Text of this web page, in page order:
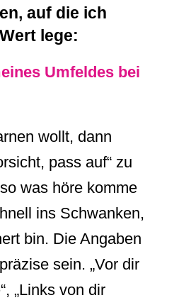
auf die ich
lege:
Umfeldes bei
wollt, dann
pass auf“ zu
was höre komme
ins Schwanken,
bin. Die Angaben
sein. „Vor dir
„Links von dir